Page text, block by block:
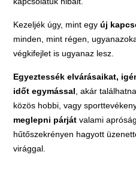
Kezeljék úgy, mint egyúj
minden, mint régen,
végkifejlet is ugyanaz lesz.
Egyeztessék elvárásaikat,
időt egymással , akár
közös hobbi, vagy
meglepni párját valami
hűtőszekrényen hagyott
virággal.